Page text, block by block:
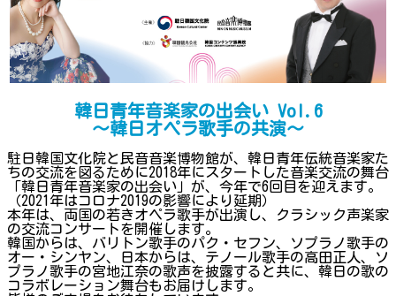
韓日青年音楽家の出会い Vol.6
～韓日オペラ歌手の共演～
駐日韓国文化院と民音音楽博物館が、韓日青年伝統音楽家た
ちの交流を図るために2018年にスタートした音楽交流の舞台
「韓日青年音楽家の出会い」が、今年で6回目を迎えます。
（2021年はコロナ2019の影響により延期）
本年は、両国の若きオペラ歌手が出演し、クラシック声楽家
の交流コンサートを開催します。
韓国からは、バリトン歌手のパク・セフン、ソプラノ歌手の
オー・シンヤン、日本からは、テノール歌手の高田正人、ソ
プラノ歌手の宮地江奈の歌声を披露すると共に、韓日の歌の
コラボレーション舞台もお届けします。